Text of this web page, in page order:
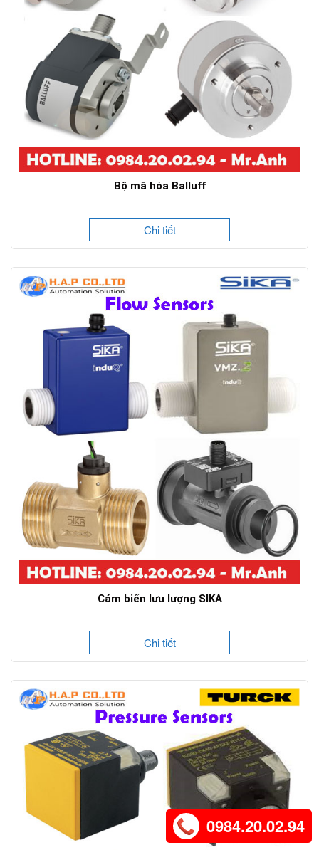
Bộ mã hóa Balluff
Chi tiết
Cảm biến lưu lượng SIKA
Chi tiết
0984.20.02.94